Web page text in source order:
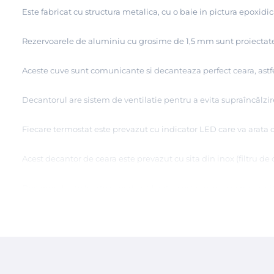
Este fabricat cu structura metalica, cu o baie in pictura
Rezervoarele de aluminiu cu grosime de 1,5 mm sunt
Aceste cuve sunt comunicante si decanteaza perfect ceara,
Decantorul are sistem de ventilatie pentru a evita
Fiecare termostat este prevazut cu indicator LED care va
Acest decantor de ceara este prevazut cu sita din inox (filtru
Decanorul este foarte usor de utilizat, acesta se aseaza pe o
seteaza la temperatura de 120°C, dupa ce ceara devine